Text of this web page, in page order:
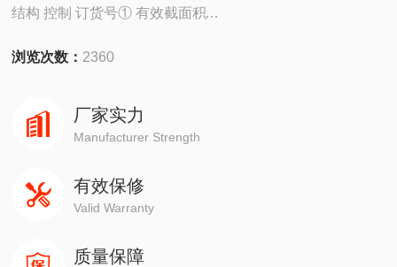
结构 控制 订货号① 有效截面积
(G) 工作压力
(s) 环境和
K35HD2-6
三位五通 双电控 8Y 20 1/4
浏览次数： 2360
厂家实力
Manufacturer Strength
有效保修
Valid Warranty
质量保障